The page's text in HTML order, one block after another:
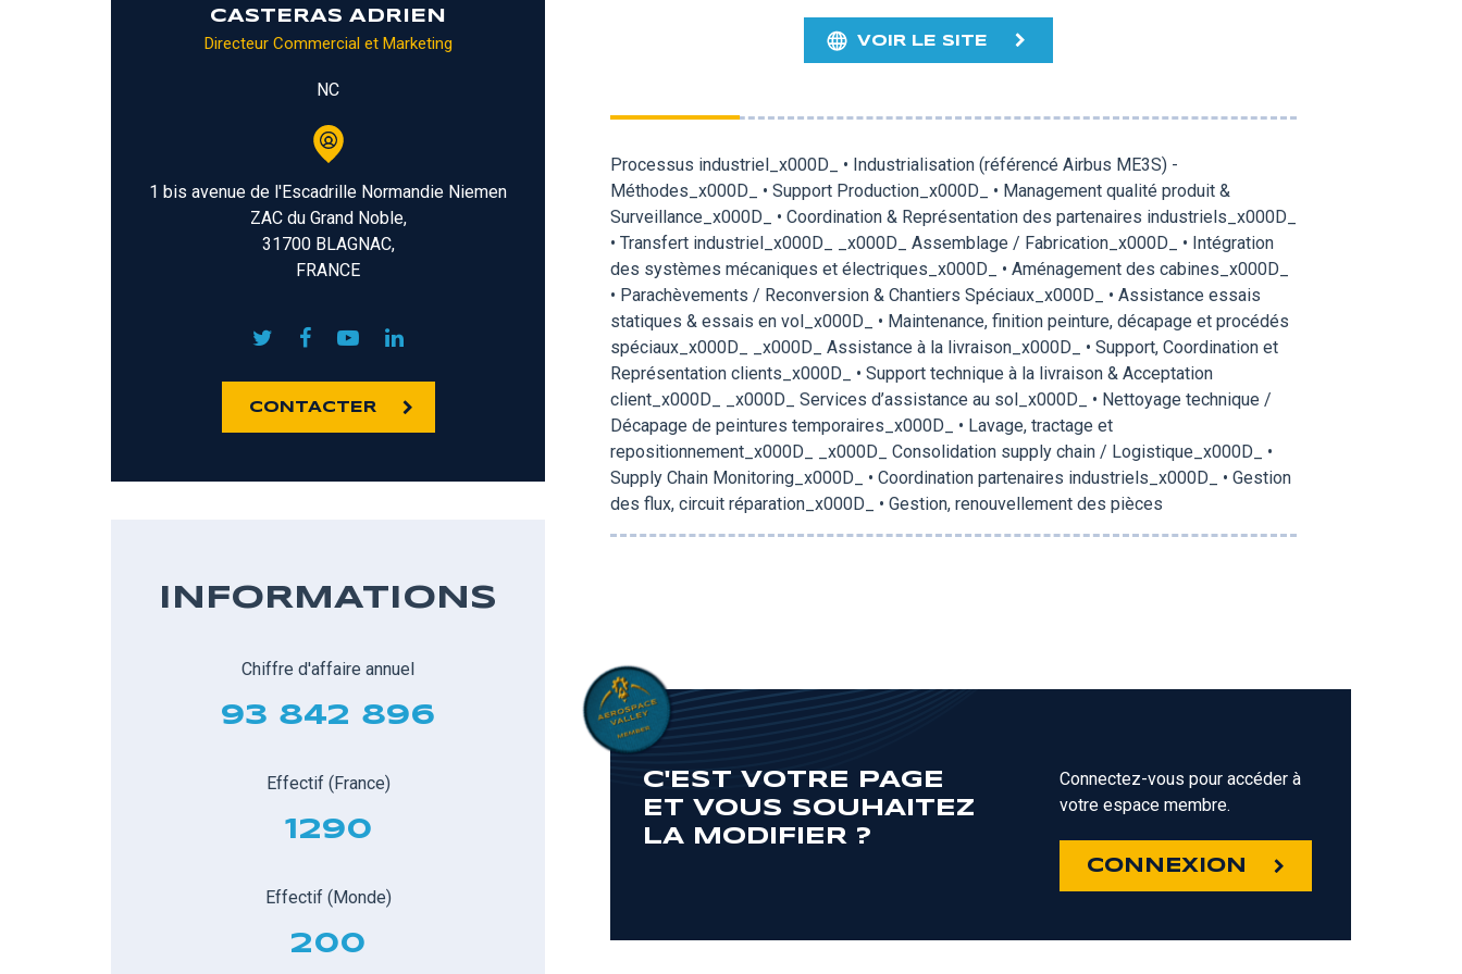
CASTERAS ADRIEN
Directeur Commercial et Marketing
NC
1 bis avenue de l'Escadrille Normandie Niemen
ZAC du Grand Noble,
31700 BLAGNAC,
FRANCE
CONTACTER
INFORMATIONS
Chiffre d'affaire annuel
93 842 896
Effectif (France)
1290
Effectif (Monde)
200
VOIR LE SITE
Processus industriel_x000D_ • Industrialisation (référencé Airbus ME3S) -
Méthodes_x000D_ • Support Production_x000D_ • Management qualité produit &
Surveillance_x000D_ • Coordination & Représentation des partenaires industriels_x000D_
• Transfert industriel_x000D_ _x000D_ Assemblage / Fabrication_x000D_ • Intégration
des systèmes mécaniques et électriques_x000D_ • Aménagement des cabines_x000D_
• Parachèvements / Reconversion & Chantiers Spéciaux_x000D_ • Assistance essais
statiques & essais en vol_x000D_ • Maintenance, finition peinture, décapage et procédés
spéciaux_x000D_ _x000D_ Assistance à la livraison_x000D_ • Support, Coordination et
Représentation clients_x000D_ • Support technique à la livraison & Acceptation
client_x000D_ _x000D_ Services d’assistance au sol_x000D_ • Nettoyage technique /
Décapage de peintures temporaires_x000D_ • Lavage, tractage et
repositionnement_x000D_ _x000D_ Consolidation supply chain / Logistique_x000D_ •
Supply Chain Monitoring_x000D_ • Coordination partenaires industriels_x000D_ • Gestion
des flux, circuit réparation_x000D_ • Gestion, renouvellement des pièces
C'EST VOTRE PAGE
ET VOUS SOUHAITEZ
LA MODIFIER ?
Connectez-vous pour accéder à
votre espace membre.
CONNEXION